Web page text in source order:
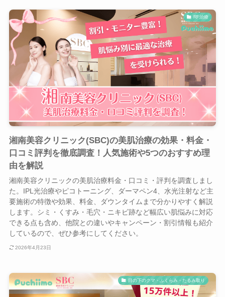
RF治療
湘南美容クリニック(SBC)の美肌治療の効果・料金・
口コミ評判を徹底調査！人気施術や5つのおすすめ理
由を解説
湘南美容クリニックの美肌治療料金・口コミ・評判を調査しまし
た。IPL光治療やピコトーニング、ダーマペン4、水光注射など主
要施術の特徴や効果、料金、ダウンタイムまで分かりやすく解説
します。シミ・くすみ・毛穴・ニキビ跡など幅広い肌悩みに対応
できる点も含め、他院との違いやキャンペーン・割引情報も紹介
しているので、ぜひ参考にしてください。
2026年4月23日
目の下のクマ・ふくらみ・たるみ取り